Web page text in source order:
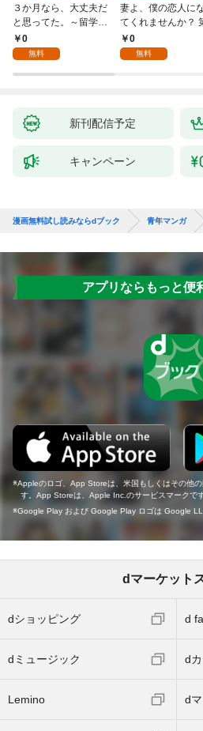
３か月なら、大丈夫だ
と思ってた。～留学し
た僕の留守中に、一途
な彼女が汚されるまで
0
無料
妻よ、僕の恋人に
てくれませんか？
話0
無料
新刊配信予定
キャンペーン
漫画無料試し読みならdブック 青年マンガ
アプリならもっと便
Appleのロゴ、App Storeは、米国もしくはその他
す。App Storeは、Apple Inc.のサービスマークです
Google Play および Google Play ロゴは Google
dマーケット
dショッピング d
dミュージック d
Lemino d